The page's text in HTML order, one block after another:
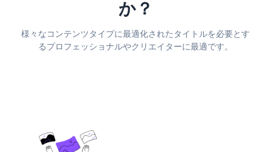
か？
様々なコンテンツタイプに最適化されたタイトルを必要とす
るプロフェッショナルやクリエイターに最適です。